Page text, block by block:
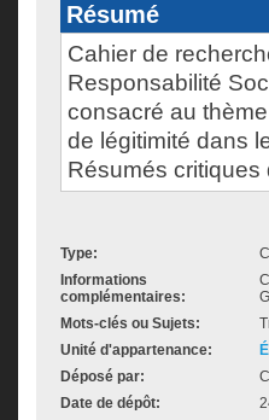
Résumé
Cahier de
Responsabilité
consacré au
de légitimité dans
Résumés critiques
Type:
Informations
complémentaires:
Mots-clés ou Sujets:
Unité d'appartenance:
Déposé par:
Date de dépôt: